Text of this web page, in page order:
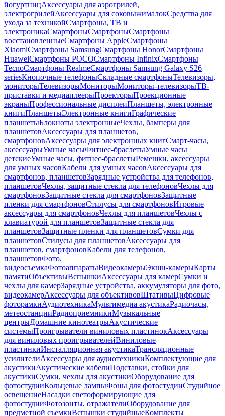
йогуртницАксессуары для аэрогрилей,
электрогрилейАксессуары для соковыжималокСредства для
ухода за техникойСмартфоны, ТВ и
электроникаСмартфоныСмартфоныСмартфоны
восстановленныеСмартфоны AppleСмартфоны
XiaomiСмартфоны SamsungСмартфоны HonorСмартфоны
HuaweiСмартфоны POCOСмартфоны InfinixСмартфоны
TecnoСмартфоны RealmeСмартфоны Samsung Galaxy S26
seriesКнопочные телефоныСкладные смартфоныТелевизоры,
мониторыТелевизорыМониторыМониторы-телевизорыТВ-
приставки и медиаплеерыПроекторыПроекционные
экраныПрофессиональные дисплеиПланшеты, электронные
книгиПланшетыЭлектронные книгиГрафические
планшетыБлокноты электронныеЧехлы, бамперы для
планшетовАксессуары для планшетов,
смартфоновАксессуары для электронных книгСмарт-часы,
аксессуарыУмные часыФитнес-браслетыУмные часы
детскиеУмные часы, фитнес-браслетыРемешки, аксессуары
для умных часовКабели для умных часовАксессуары для
смартфонов, планшетовЗарядные устройства для телефонов,
планшетовЧехлы, защитные стекла для телефоновЧехлы для
смартфоновЗащитные стекла для смартфоновЗащитные
пленки для смартфоновСтилусы для смартфоновИгровые
аксессуары для смартфоновЧехлы для планшетовЧехлы с
клавиатурой для планшетовЗащитные стекла для
планшетовЗащитные пленки для планшетовСумки для
планшетовСтилусы для планшетовАксессуары для
планшетов, смартфоновКабели для телефонов,
планшетовФото,
видеосъемкаФотоаппаратыВидеокамерыЭкшн-камерыКарты
памятиОбъективыВспышкиАксессуары для камерСумки и
чехлы для камерЗарядные устройства, аккумуляторы для фото,
видеокамерАксессуары для объективовШтативыЦифровые
фоторамкиАудиотехникаМультимедиа акустикаРадиочасы,
метеостанцииРадиоприемникиМузыкальные
центрыДомашние кинотеатрыАкустические
системыПроигрыватели виниловых пластинокАксессуары
для виниловых проигрывателейВиниловые
пластинкиИнсталляционная акустикаТрансляционные
усилителиАксессуары для аудиотехникиКомплектующие для
акустикиАкустические кабелиПодставки, стойки для
акустикиСумки, чехлы для акустикиОборудование для
фотостудииКольцевые лампыФоны для фотостудииСтудийное
освещениеНасадки светоформирующие для
фотостудииФотозонты, отражателиОборудование для
предметной съемкиВспышки студийныеКомплекты